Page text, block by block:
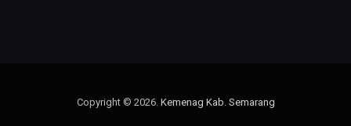
Copyright © 2026. Kemenag Kab. Semarang